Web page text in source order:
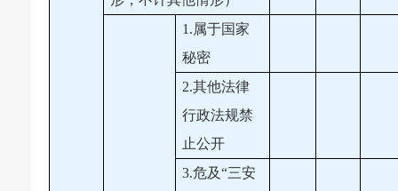
1.属于国家
秘密
2.其他法律
行政法规禁
止公开
3.危及“三安